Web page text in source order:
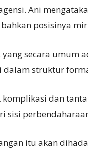
Ani
posisinya
secara umum
dalam struktur
dan
sisi
itu akan